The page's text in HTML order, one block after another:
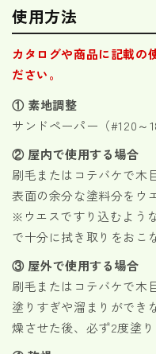
使用方法
カタログや商品に記載の
ださい。
① 素地調整
サンドペーパー（#120～
② 屋内で使用する場合
刷毛またはコテバケで木
表面の余分な塗料分をウ
※ウエスですり込むよう
で十分に拭き取りをおこ
③ 屋外で使用する場合
刷毛またはコテバケで木
塗りすぎや溜まりができ
燥させた後、必ず2度塗り